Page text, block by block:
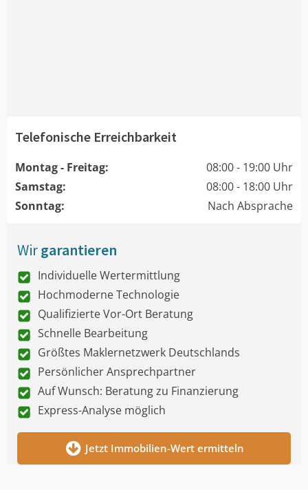
Telefonische Erreichbarkeit
Montag - Freitag:
08:00 - 19:00 Uhr
Samstag:
08:00 - 18:00 Uhr
Sonntag:
Nach Absprache
Wirgarantieren
Individuelle Wertermittlung
Hochmoderne Technologie
Qualifizierte Vor-Ort Beratung
Schnelle Bearbeitung
Größtes Maklernetzwerk Deutschlands
Persönlicher Ansprechpartner
Auf Wunsch: Beratung zu Finanzierung
Express-Analyse möglich
Jetzt Immobilien-Wert ermitteln